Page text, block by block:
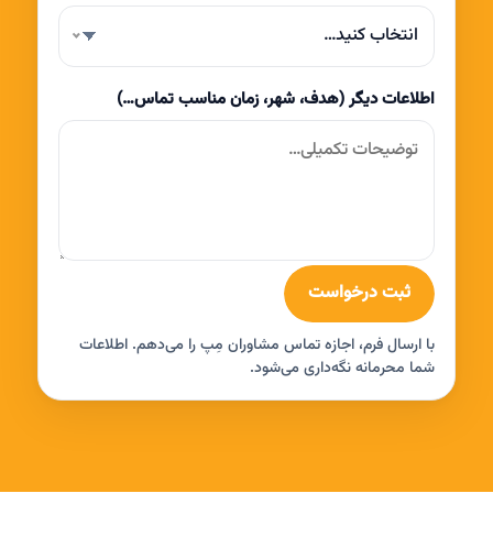
انتخاب کنید…
اطلاعات دیگر (هدف، شهر، زمان مناسب تماس…)
ثبت درخواست
با ارسال فرم، اجازه تماس مشاوران مِپ را می‌دهم. اطلاعات
شما محرمانه نگه‌داری می‌شود.